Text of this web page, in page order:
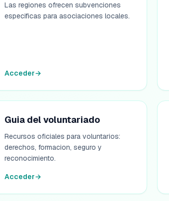
Las regiones ofrecen subvenciones
especificas para asociaciones locales.
Acceder→
Guia del voluntariado
Recursos oficiales para voluntarios:
derechos, formacion, seguro y
reconocimiento.
Acceder→